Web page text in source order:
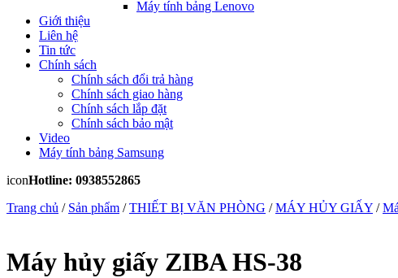
Máy tính bảng Lenovo
Giới thiệu
Liên hệ
Tin tức
Chính sách
Chính sách đổi trả hàng
Chính sách giao hàng
Chính sách lắp đặt
Chính sách bảo mật
Video
Máy tính bảng Samsung
iconHotline: 0938552865
Trang chủ / Sản phẩm /THIẾT BỊ VĂN PHÒNG /MÁY HỦY GIẤY /
Máy hủy giấy ZIBA HS-38